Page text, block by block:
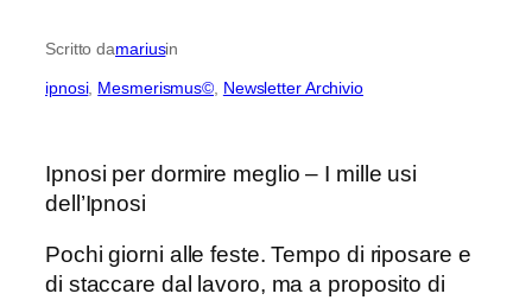
Scritto damariusin
ipnosi, Mesmerismus© Newsletter Archivio
Ipnosi per dormire meglio – I mille usi
dell’Ipnosi
Pochi giorni alle feste. Tempo di riposare e
di staccare dal lavoro, ma a proposito di